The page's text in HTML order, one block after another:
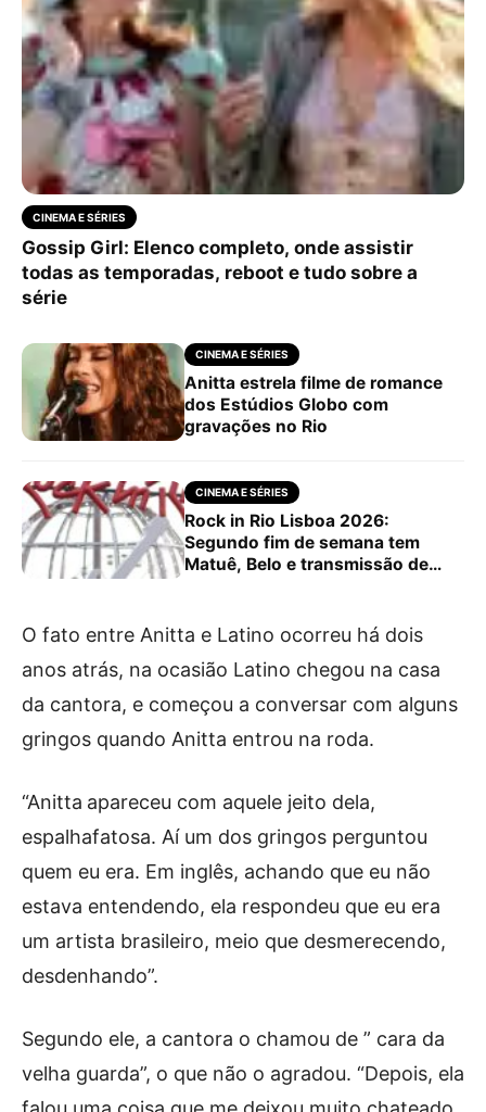
CINEMA E SÉRIES
Gossip Girl: Elenco completo, onde assistir
todas as temporadas, reboot e tudo sobre a
série
CINEMA E SÉRIES
Anitta estrela filme de romance
dos Estúdios Globo com
gravações no Rio
CINEMA E SÉRIES
Rock in Rio Lisboa 2026:
Segundo fim de semana tem
Matuê, Belo e transmissão de
O fato entre Anitta e Latino ocorreu há dois
anos atrás, na ocasião Latino chegou na casa
da cantora, e começou a conversar com alguns
gringos quando Anitta entrou na roda.
“Anitta apareceu com aquele jeito dela,
espalhafatosa. Aí um dos gringos perguntou
quem eu era. Em inglês, achando que eu não
estava entendendo, ela respondeu que eu era
um artista brasileiro, meio que desmerecendo,
desdenhando”.
Segundo ele, a cantora o chamou de ” cara da
velha guarda”, o que não o agradou. “Depois, ela